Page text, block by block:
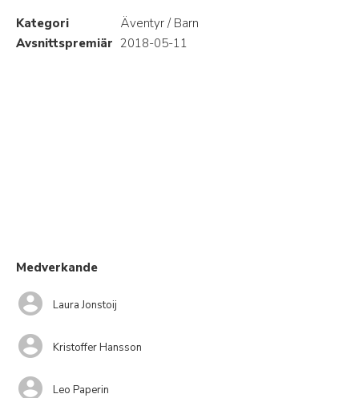
Kategori
Äventyr / Barn
Avsnittspremiär 2018-05-11
Medverkande
Laura Jonstoij
Kristoffer Hansson
Leo Paperin